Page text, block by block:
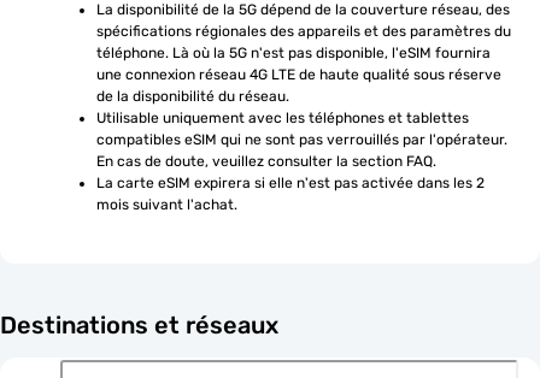
La disponibilité de la 5G dépend de la couverture réseau, des
spécifications régionales des appareils et des paramètres du
téléphone. Là où la 5G n'est pas disponible, l'eSIM fournira
une connexion réseau 4G LTE de haute qualité sous réserve
de la disponibilité du réseau.
Utilisable uniquement avec les téléphones et tablettes
compatibles eSIM qui ne sont pas verrouillés par l'opérateur.
En cas de doute, veuillez consulter la section FAQ.
La carte eSIM expirera si elle n'est pas activée dans les 2
mois suivant l'achat.
Destinations et réseaux